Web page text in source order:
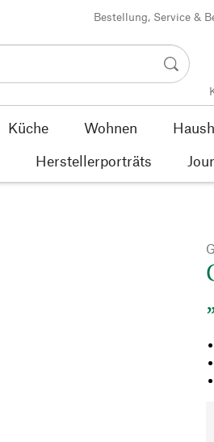
Bestellung, Service &
Küche Wohnen
Herstellerporträts